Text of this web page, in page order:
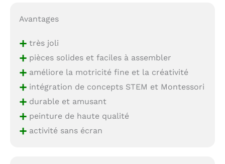
Avantages
+très joli
+pièces solides et faciles à assembler
+améliore la motricité fine et la créativité
+intégration de concepts STEM et Montessori
+durable et amusant
+peinture de haute qualité
+activité sans écran